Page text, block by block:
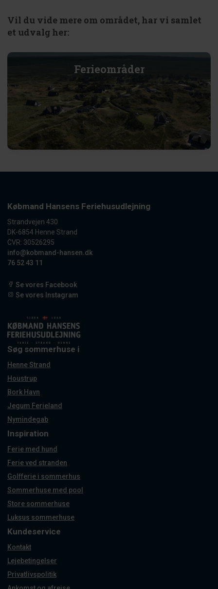
Vil du vide mere om området, har vi samlet
et udvalg her:
Ferieområder
Købmand Hansens Feriehusudlejning
Strandvejen 430
DK-6854 Henne Strand
CVR: 30526295
info@kobmand-hansen.dk
76 52 43 11
Se vores Facebook
Se vores Instagram
Søg sommerhuse i
Henne Strand
Houstrup
Bork Havn
Jegum Ferieland
Nymindegab
Inspiration
Ferie med hund
Ferie ved stranden
Golfferie i sommerhus
Sommerhuse med pool
Store sommerhuse
Luksus sommerhuse
Kundeservice
Kontakt
Lejebetingelser
Privatlivspolitik